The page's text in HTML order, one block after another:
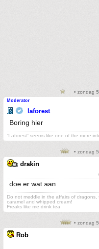
• zondag
Moderator
laforest
Boring hier
“Laforest” seems like one of the more
• zondag
drakin
doe er wat aan
Do not meddle in the affairs of
caramel and whipped cream!
Freaks like me drink tea
• zondag
Rob